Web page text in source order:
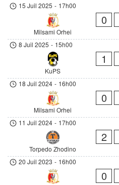
15 Juil 2025 - 17h00
Milsami Orhei
0
8 Juil 2025 - 15h00
KuPS
1
18 Juil 2024 - 16h00
Milsami Orhei
0
11 Juil 2024 - 17h00
Torpedo Zhodino
2
20 Juil 2023 - 16h00
0